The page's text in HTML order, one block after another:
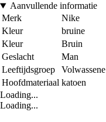
Aanvullende informatie
Merk
Nike
Kleur
bruine
Kleur
Bruin
Geslacht
Man
Leeftijdsgroep
Volwassene
Hoofdmateriaal katoen
Loading...
Loading...